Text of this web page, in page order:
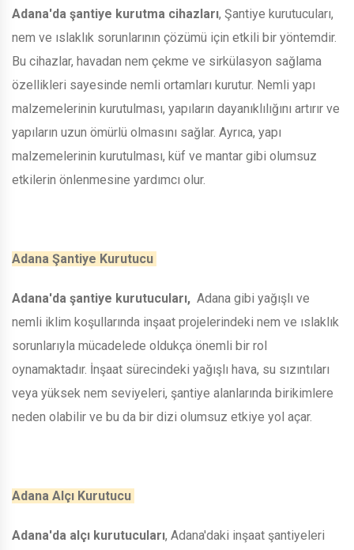
Adana'da şantiye kurutma cihazları, Şantiye kurutucuları,
nem ve ıslaklık sorunlarının çözümü için etkili bir yöntemdir.
Bu cihazlar, havadan nem çekme ve sirkülasyon sağlama
özellikleri sayesinde nemli ortamları kurutur. Nemli yapı
malzemelerinin kurutulması, yapıların dayanıklılığını artırır ve
yapıların uzun ömürlü olmasını sağlar. Ayrıca, yapı
malzemelerinin kurutulması, küf ve mantar gibi olumsuz
etkilerin önlenmesine yardımcı olur.
Adana Şantiye Kurutucu
Adana'da şantiye kurutucuları, Adana gibi yağışlı ve
nemli iklim koşullarında inşaat projelerindeki nem ve ıslaklık
sorunlarıyla mücadelede oldukça önemli bir rol
oynamaktadır. İnşaat sürecindeki yağışlı hava, su sızıntıları
veya yüksek nem seviyeleri, şantiye alanlarında birikimlere
neden olabilir ve bu da bir dizi olumsuz etkiye yol açar.
Adana Alçı Kurutucu
Adana'da alçı kurutucuları, Adana'daki inşaat şantiyeleri